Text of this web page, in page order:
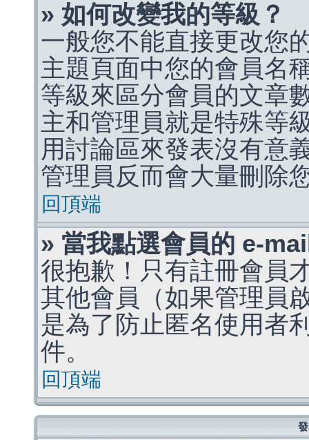
» 如何改變我的等級？
一般您不能直接更改您
主題頁面中您的會員名
等級來區分會員的文章
主和管理員就是特殊等
用討論區來發表沒有意
管理員反而會大量刪除
回頂端
» 當我點選會員的 e-
很抱歉！只有註冊會員
其他會員（如果管理員
是為了防止匿名使用者
件。
回頂端